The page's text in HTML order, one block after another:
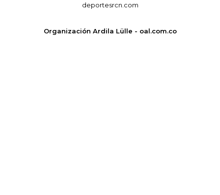
deportesrcn.com
Organización Ardila Lülle - oal.com.co